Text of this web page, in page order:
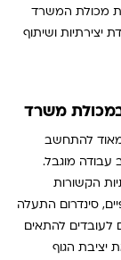
את מכולת המשרד
יצירתיות ושיתוף
משרד
להתחשב
עבודה מוגבל.
הקשורות
סינדרום התעלה
לעובדים להתאים
יציבת הגוף